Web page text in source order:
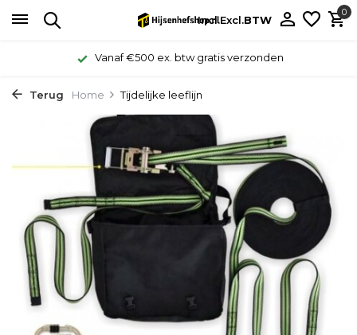
Incl.Excl.BTW
0
Vanaf €500 ex. btw gratis verzonden
Terug Home Tijdelijke leeflijn